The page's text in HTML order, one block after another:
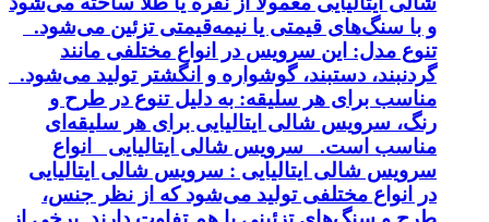
و با سنگ‌های قیمتی یا نیمه‌قیمتی تزئین می‌شود.
تنوع مدل: این سرویس در انواع مختلفی مانند
گردنبند، دستبند، گوشواره و انگشتر تولید می‌شود.
مناسب برای هر سلیقه: به دلیل تنوع در طرح و
رنگ، سرویس شالی ایتالیایی برای هر سلیقه‌ای
مناسب است. سرویس شالی ایتالیایی انواع
سرویس شالی ایتالیایی : سرویس شالی ایتالیایی
در انواع مختلفی تولید می‌شود که از نظر جنس،